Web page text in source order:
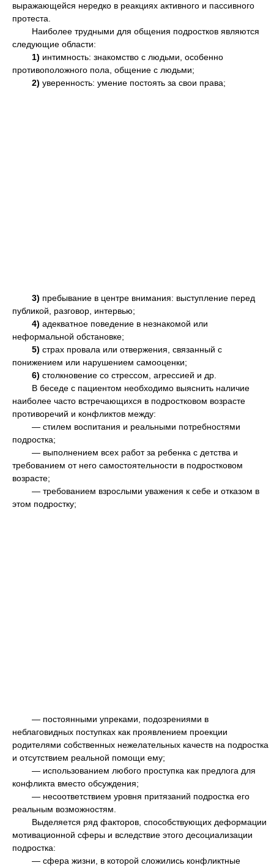
выражающейся нередко в реакциях активного и пассивного
протеста.
Наиболее трудными для общения подростков являются
следующие области:
1) интимность: знакомство с людьми, особенно
противоположного пола, общение с людьми;
2) уверенность: умение постоять за свои права;
3) пребывание в центре внимания: выступление перед
публикой, разговор, интервью;
4) адекватное поведение в незнакомой или
неформальной обстановке;
5) страх провала или отвержения, связанный с
понижением или нарушением самооценки;
6) столкновение со стрессом, агрессией и др.
В беседе с пациентом необходимо выяснить наличие
наиболее часто встречающихся в подростковом возрасте
противоречий и конфликтов между:
— стилем воспитания и реальными потребностями
подростка;
— выполнением всех работ за ребенка с детства и
требованием от него самостоятельности в подростковом
возрасте;
— требованием взрослыми уважения к себе и отказом в
этом подростку;
— постоянными упреками, подозрениями в
неблаговидных поступках как проявлением проекции
родителями собственных нежелательных качеств на подростка
и отсутствием реальной помощи ему;
— использованием любого проступка как предлога для
конфликта вместо обсуждения;
— несоответствием уровня притязаний подростка его
реальным возможностям.
Выделяется ряд факторов, способствующих деформации
мотивационной сферы и вследствие этого десоциализации
подростка:
— сфера жизни, в которой сложились конфликтные